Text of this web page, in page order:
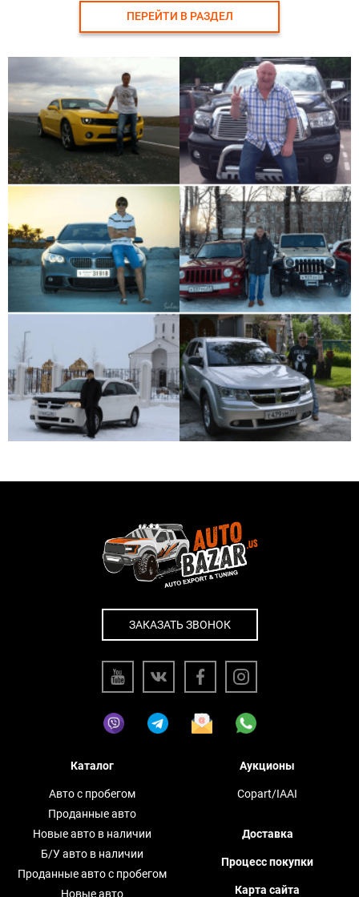
ПЕРЕЙТИ В РАЗДЕЛ
ЗАКАЗАТЬ ЗВОНОК
Каталог
Авто с пробегом
Проданные авто
Новые авто в наличии
Б/У авто в наличии
Проданные авто с пробегом
Новые авто
Аукционы
Copart/IAAI
Доставка
Процесс покупки
Карта сайта